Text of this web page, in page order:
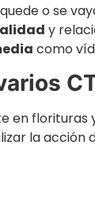
o se
y
como
florituras
la acción